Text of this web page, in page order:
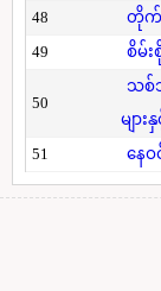
48 တိုက်
49
စိမ်
50
သစ်
မျာ
51
နေဝ